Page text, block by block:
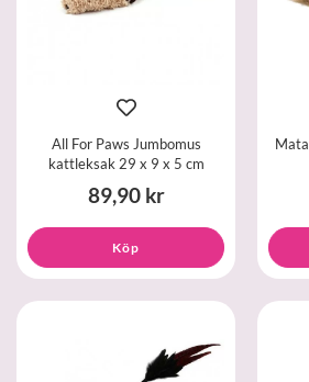
All For Paws Jumbomus
kattleksak 29 x 9 x 5 cm
89,90 kr
Köp